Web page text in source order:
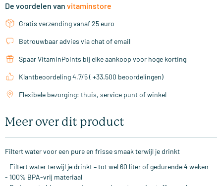
De voordelen van vitaminstore
Gratis verzending vanaf 25 euro
Betrouwbaar advies via chat of email
Spaar VitaminPoints bij elke aankoop voor hoge korting
Klantbeoordeling 4,7/5 ( +33.500 beoordelingen)
Flexibele bezorging: thuis, service punt of winkel
Meer over dit product
Filtert water voor een pure en frisse smaak terwijl je drinkt
- Filtert water terwijl je drinkt – tot wel 60 liter of gedurende 4 weken
- 100% BPA-vrij materiaal